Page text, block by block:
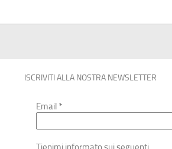
ISCRIVITI ALLA NOSTRA NEWSLETTER
Email *